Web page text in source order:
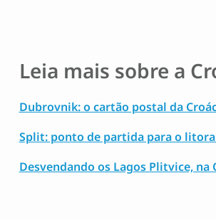
Leia mais sobre a
Dubrovnik: o cartão postal da
Split: ponto de partida para o
Desvendando os Lagos Plitvice, na